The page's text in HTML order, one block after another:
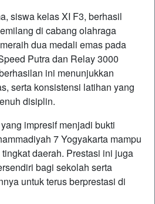
siswa kelas XI F3, berhasil
di cabang olahraga
dua medali emas pada
Putra dan Relay 3000
ini menunjukkan
serta konsistensi latihan yang
disiplin.
impresif menjadi bukti
7 Yogyakarta mampu
daerah. Prestasi ini juga
bagi sekolah serta
untuk terus berprestasi di